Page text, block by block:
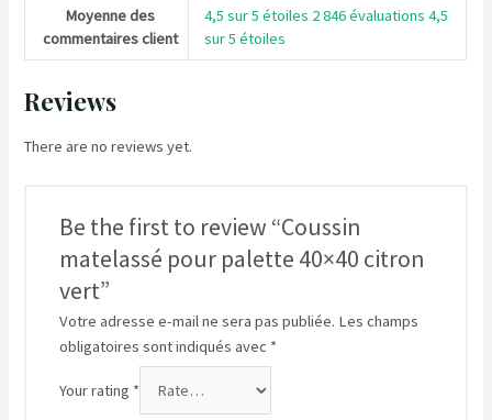
Moyenne des
commentaires client
4,5 sur 5 étoiles 2 846 évaluations 4,5
sur 5 étoiles
Reviews
There are no reviews yet.
Be the first to review “Coussin
matelassé pour palette 40×40 citron
vert”
Votre adresse e-mail ne sera pas publiée. Les champs
obligatoires sont indiqués avec *
Your rating *